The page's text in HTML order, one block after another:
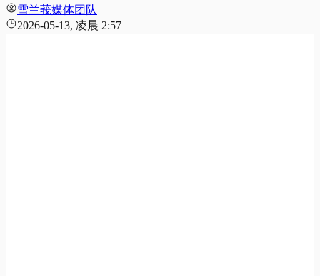
雪兰莪媒体团队
2026-05-13, 凌晨 2:57